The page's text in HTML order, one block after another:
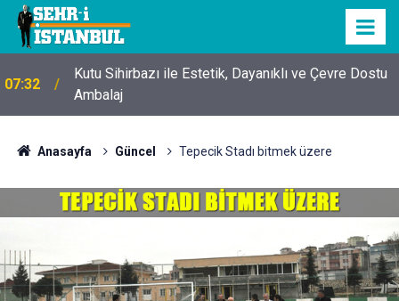
07:32
Kutu Sihirbazı ile Estetik, Dayanıklı ve Çevre Dostu
Ambalaj
Anasayfa Güncel Tepecik Stadı bitmek üzere